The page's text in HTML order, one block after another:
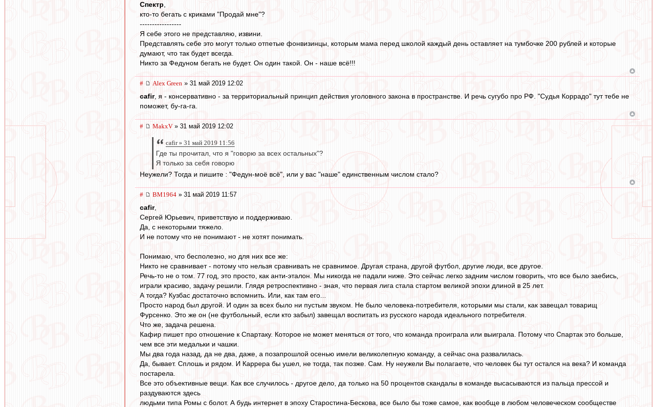
Спектр
кто-то бегать с криками "Продай мне"?
-----------------
Я себе этого не представляю, извини.
Представлять себе это могут только отпетые фонвизинцы, которым мама перед школой каждый день оставляет на тумбочке 200 рублей и которые
думают, что так будет всегда.
Никто за Федуном бегать не будет. Он один такой. Он - наше всё!!!
# Alex Green » 31 май 2019 12:02
cafir, я - консервативно - за территориальный принцип действия уголовного закона в пространстве. И речь сугубо про РФ. "Судья Коррадо" тут тебе не
поможет, бу-га-га.
# MakxV » 31 май 2019 12:02
cafir » 31 май 2019 11:56
Где ты прочитал, что я "говорю за всех остальных"?
Я только за себя говорю
Неужели? Тогда и пишите : "Федун-моё всё", или у вас "наше" единственным числом стало?
# BM1964 » 31 май 2019 11:57
cafir,
Сергей Юрьевич, приветствую и поддерживаю.
Да, с некоторыми тяжело.
И не потому что не понимают - не хотят понимать.
Понимаю, что бесполезно, но для них все же:
Никто не сравнивает - потому что нельзя сравнивать не сравнимое. Другая страна, другой футбол, другие люди, все другое.
Речь-то не о том. 77 год, это просто, как анти-эталон. Мы никогда не падали ниже. Это сейчас легко задним числом говорить, что все было заебись,
играли красиво, задачу решили. Глядя ретроспективно - зная, что первая лига стала стартом великой эпохи длиной в 25 лет.
А тогда? Кузбас достаточно вспомнить. Или, как там его...
Просто народ был другой. И один за всех было ни пустым звуком. Не было человека-потребителя, которыми мы стали, как завещал товарищ
Фурсенко. Это же он (не футбольный, если кто забыл) завещал воспитать из русского народа идеального потребителя.
Что же, задача решена.
Кафир пишет про отношение к Спартаку. Которое не может меняться от того, что команда проиграла или выиграла. Потому что Спартак это больше,
чем все эти медальки и чашки.
Мы два года назад, да не два, даже, а позапрошлой осенью имели великолепную команду, а сейчас она развалилась.
Да, бывает. Сплошь и рядом. И Каррера бы ушел, не тогда, так позже. Сам. Ну неужели Вы полагаете, что человек бы тут остался на века? И команда
постарела.
Все это объективные вещи. Как все случилось - другое дело, да только на 50 процентов скандалы в команде высасываются из пальца прессой и
раздуваются здесь
людьми типа Ромы с болот. А будь интернет в эпоху Старостина-Бескова, все было бы тоже самое, как вообще в любом человеческом сообществе